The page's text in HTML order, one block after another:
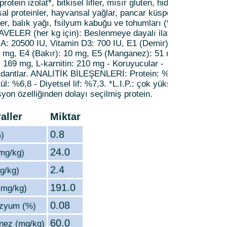
izolat*, bitkisel lifler, mısır gluten, hidrolize
proteinler, hayvansal yağlar, pancar küspesi, maya,
balık yağı, fsilyum kabuğu ve tohumları (%0,5), soya
(her kg için): Beslenmeye dayalı ilaveler:
20500 IU, Vitamin D3: 700 IU, E1 (Demir): 40 mg, E2
E4 (Bakır): 10 mg, E5 (Manganez): 51 mg, E6
169 mg, L-karnitin: 210 mg - Koruyucular -
ANALİTİK BİLEŞENLERİ: Protein: %40 - Yağ:
%6,8 - Diyetsel lif: %7,3. *L.I.P.: çok yüksek
özelliğinden dolayı seçilmiş protein.
Miktar
0.8
kg) 24.0
kg) 2.4
kg) 191.0
(%) 0.08
(mg/kg) 60.0